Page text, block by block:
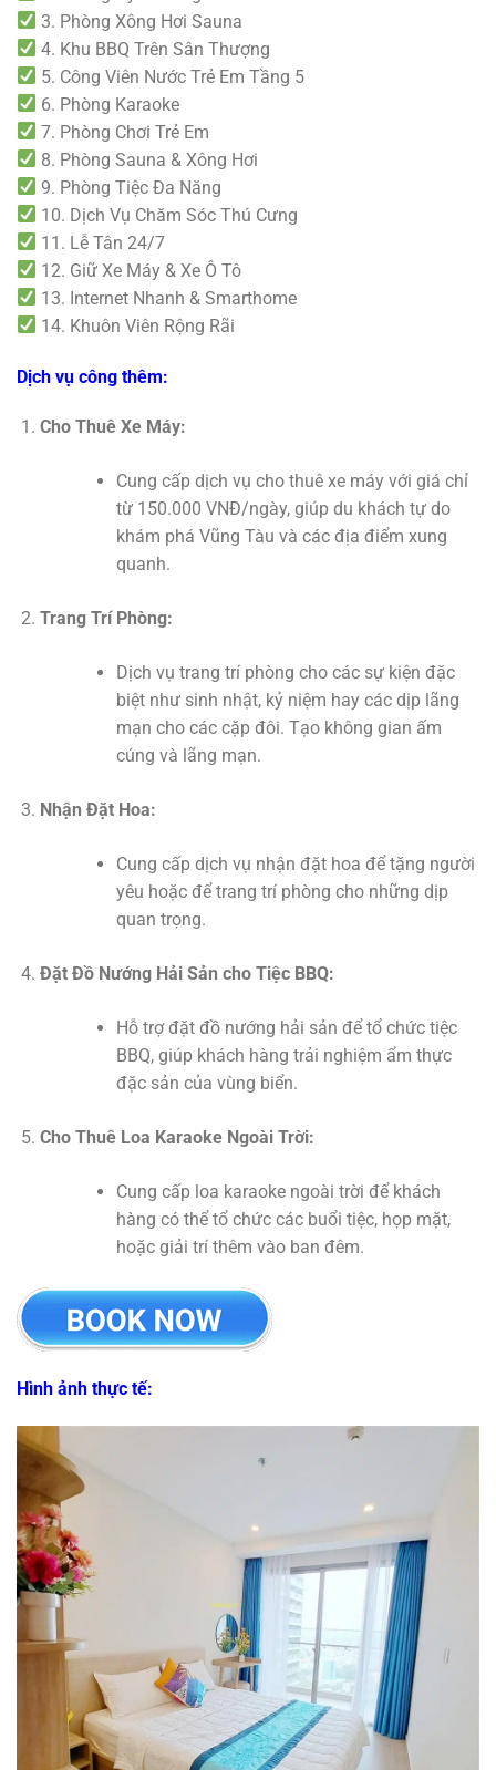
3. Phòng Xông Hơi Sauna
4. Khu BBQ Trên Sân Thượng
5. Công Viên Nước Trẻ Em Tầng 5
6. Phòng Karaoke
7. Phòng Chơi Trẻ Em
8. Phòng Sauna & Xông Hơi
9. Phòng Tiệc Đa Năng
10. Dịch Vụ Chăm Sóc Thú Cưng
11. Lễ Tân 24/7
12. Giữ Xe Máy & Xe Ô Tô
13. Internet Nhanh & Smarthome
14. Khuôn Viên Rộng Rãi
Dịch vụ công thêm:
Cho Thuê Xe Máy:
Cung cấp dịch vụ cho thuê xe máy với giá chỉ
từ 150.000 VNĐ/ngày, giúp du khách tự do
khám phá Vũng Tàu và các địa điểm xung
quanh.
Trang Trí Phòng:
Dịch vụ trang trí phòng cho các sự kiện đặc
biệt như sinh nhật, kỷ niệm hay các dịp lãng
mạn cho các cặp đôi. Tạo không gian ấm
cúng và lãng mạn.
Nhận Đặt Hoa:
Cung cấp dịch vụ nhận đặt hoa để tặng người
yêu hoặc để trang trí phòng cho những dịp
quan trọng.
Đặt Đồ Nướng Hải Sản cho Tiệc BBQ:
Hỗ trợ đặt đồ nướng hải sản để tổ chức tiệc
BBQ, giúp khách hàng trải nghiệm ẩm thực
đặc sản của vùng biển.
Cho Thuê Loa Karaoke Ngoài Trời:
Cung cấp loa karaoke ngoài trời để khách
hàng có thể tổ chức các buổi tiệc, họp mặt,
hoặc giải trí thêm vào ban đêm.
Hình ảnh thực tế: